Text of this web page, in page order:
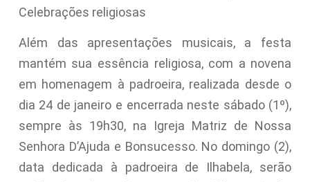
Celebrações religiosas
Além das apresentações musicais, a festa
mantém sua essência religiosa, com a novena
em homenagem à padroeira, realizada desde o
dia 24 de janeiro e encerrada neste sábado (1º),
sempre às 19h30, na Igreja Matriz de Nossa
Senhora D’Ajuda e Bonsucesso. No domingo (2),
data dedicada à padroeira de Ilhabela, serão